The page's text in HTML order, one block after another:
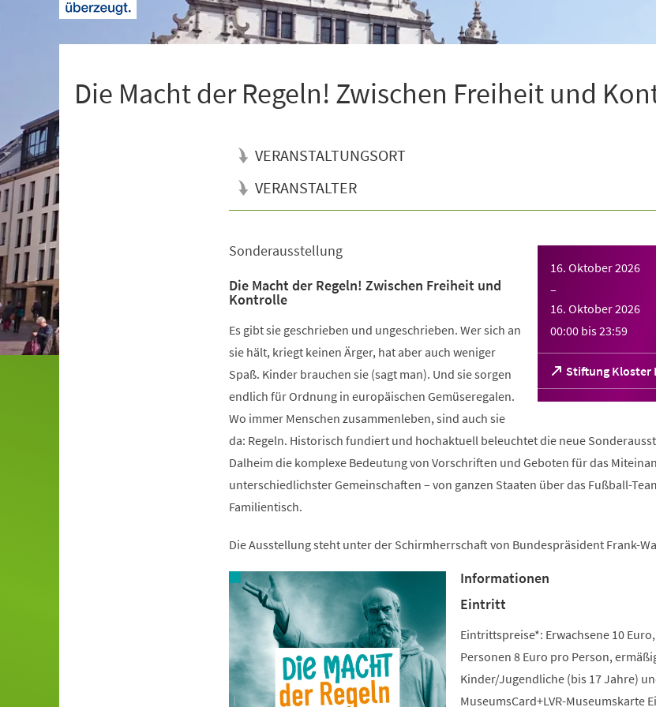
Die Macht der Regeln! Zwischen Freiheit und
VERANSTALTUNGSORT
VERANSTALTER
16. Oktober 2026
–
16. Oktober 2026
00:00 bis23:59
Stiftung Kloster
(Öffnet
in
einem
Sonderausstellung
Die Macht der Regeln! Zwischen Freiheit und
Kontrolle
Es gibt sie geschrieben und ungeschrieben. Wer sich an
sie hält, kriegt keinen Ärger, hat aber auch weniger
Spaß. Kinder brauchen sie (sagt man). Und sie sorgen
endlich für Ordnung in europäischen Gemüseregalen.
Wo immer Menschen zusammenleben, sind auch sie
da: Regeln. Historisch fundiert und hochaktuell beleuchtet die neue
Dalheim die komplexe Bedeutung von Vorschriften und Geboten für das
unterschiedlichster Gemeinschaften – von ganzen Staaten über das Fußball-
Familientisch.
Die Ausstellung steht unter der Schirmherrschaft von Bundespräsident Frank-
Informationen
Eintritt
Eintrittspreise*: Erwachsene 10
Personen 8 Euro pro Person,
Kinder/Jugendliche (bis 17 Jahre)
MuseumsCard+LVR-Museumskarte